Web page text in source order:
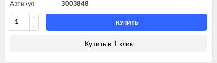
Артикул 3003848
КУПИТЬ
Купить в 1 клик